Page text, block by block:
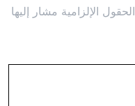
الحقول الإلزامية مشار إليها